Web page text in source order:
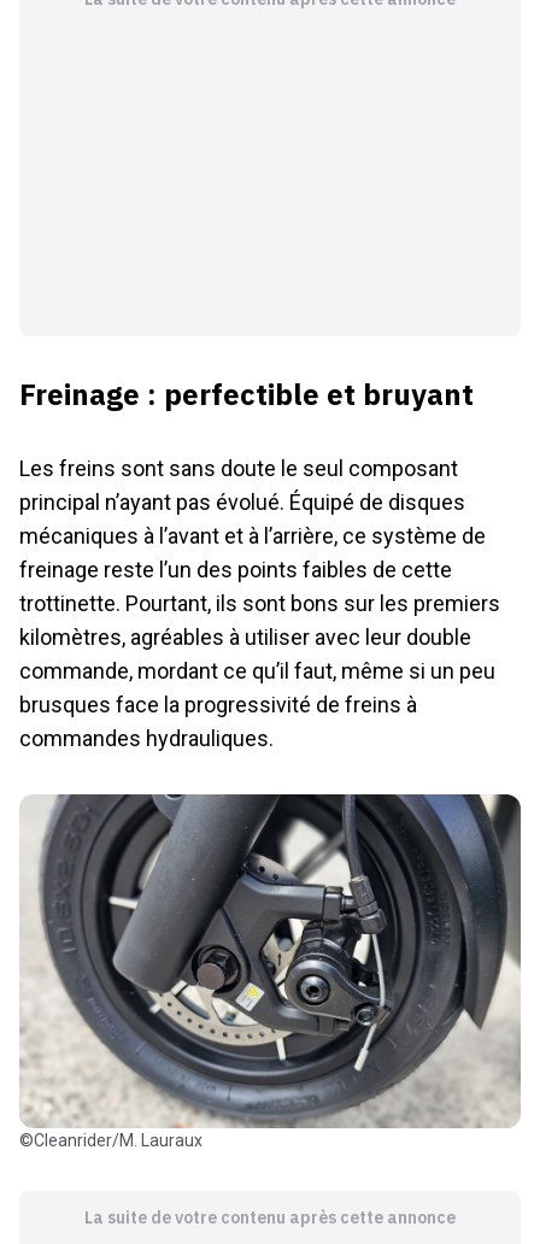
Freinage : perfectible et bruyant
Les freins sont sans doute le seul composant
principal n’ayant pas évolué. Équipé de disques
mécaniques à l’avant et à l’arrière, ce système de
freinage reste l’un des points faibles de cette
trottinette. Pourtant, ils sont bons sur les premiers
kilomètres, agréables à utiliser avec leur double
commande, mordant ce qu’il faut, même si un peu
brusques face la progressivité de freins à
commandes hydrauliques.
©Cleanrider/M. Lauraux
La suite de votre contenu après cette annonce